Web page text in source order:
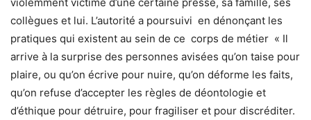
violemment victime d’une certaine presse, sa famille, ses
collègues et lui. L’autorité a poursuivi en dénonçant les
pratiques qui existent au sein de ce corps de métier « Il
arrive à la surprise des personnes avisées qu’on taise pour
plaire, ou qu’on écrive pour nuire, qu’on déforme les faits,
qu’on refuse d’accepter les règles de déontologie et
d’éthique pour détruire, pour fragiliser et pour discréditer.